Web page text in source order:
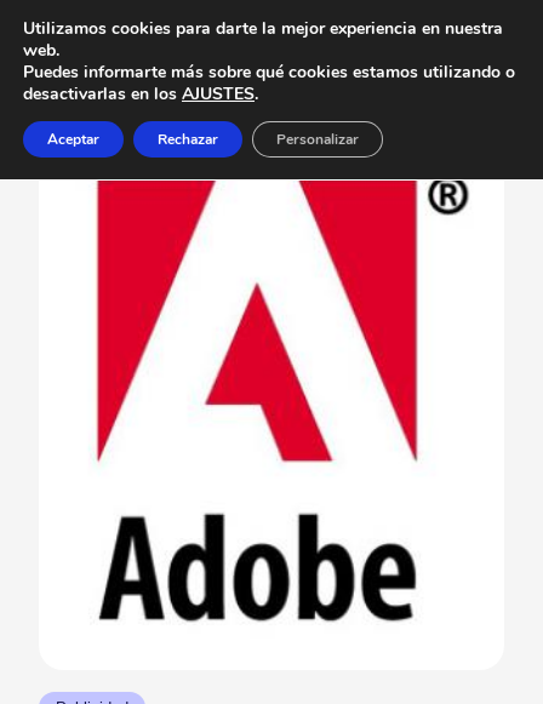
Utilizamos cookies para darte la mejor experiencia en nuestra
web.
Puedes informarte más sobre qué cookies estamos utilizando o
desactivarlas en los AJUSTES.
Aceptar Rechazar Personalizar